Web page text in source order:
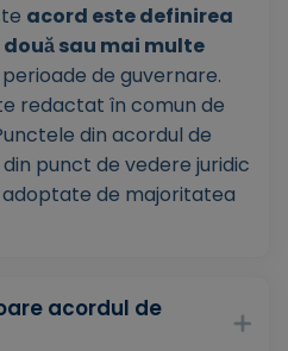
acord este definirea
sau mai multe
de guvernare.
redactat în comun de
din acordul de
punct de vedere juridic
de majoritatea
acordul de